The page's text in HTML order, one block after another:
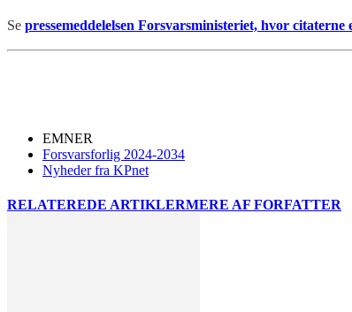
Se pressemeddelelsen Forsvarsministeriet, hvor citaterne
EMNER
Forsvarsforlig 2024-2034
Nyheder fra KPnet
RELATEREDE ARTIKLERMERE AF FORFATTER